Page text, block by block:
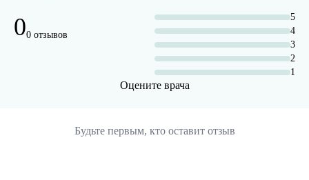
00 отзывов
5
4
3
2
1
Оцените врача
Будьте первым, кто оставит отзыв